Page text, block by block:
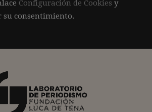
Configuración de Cookies y
su consentimiento.